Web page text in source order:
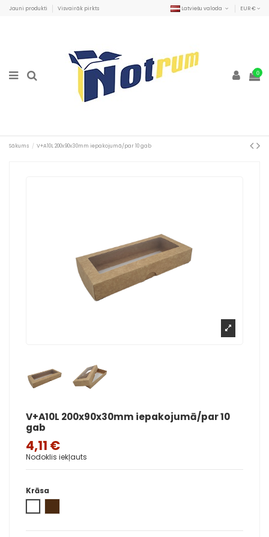
Jauni produkti Visvairāk pirkts Latviešu valoda EUR €
0
Sākums V+A10L 200x90x30mm iepakojumā/par 10 gab
V+A10L 200x90x30mm iepakojumā/par 10
gab
4,11 €
Nodoklis iekļauts
Krāsa